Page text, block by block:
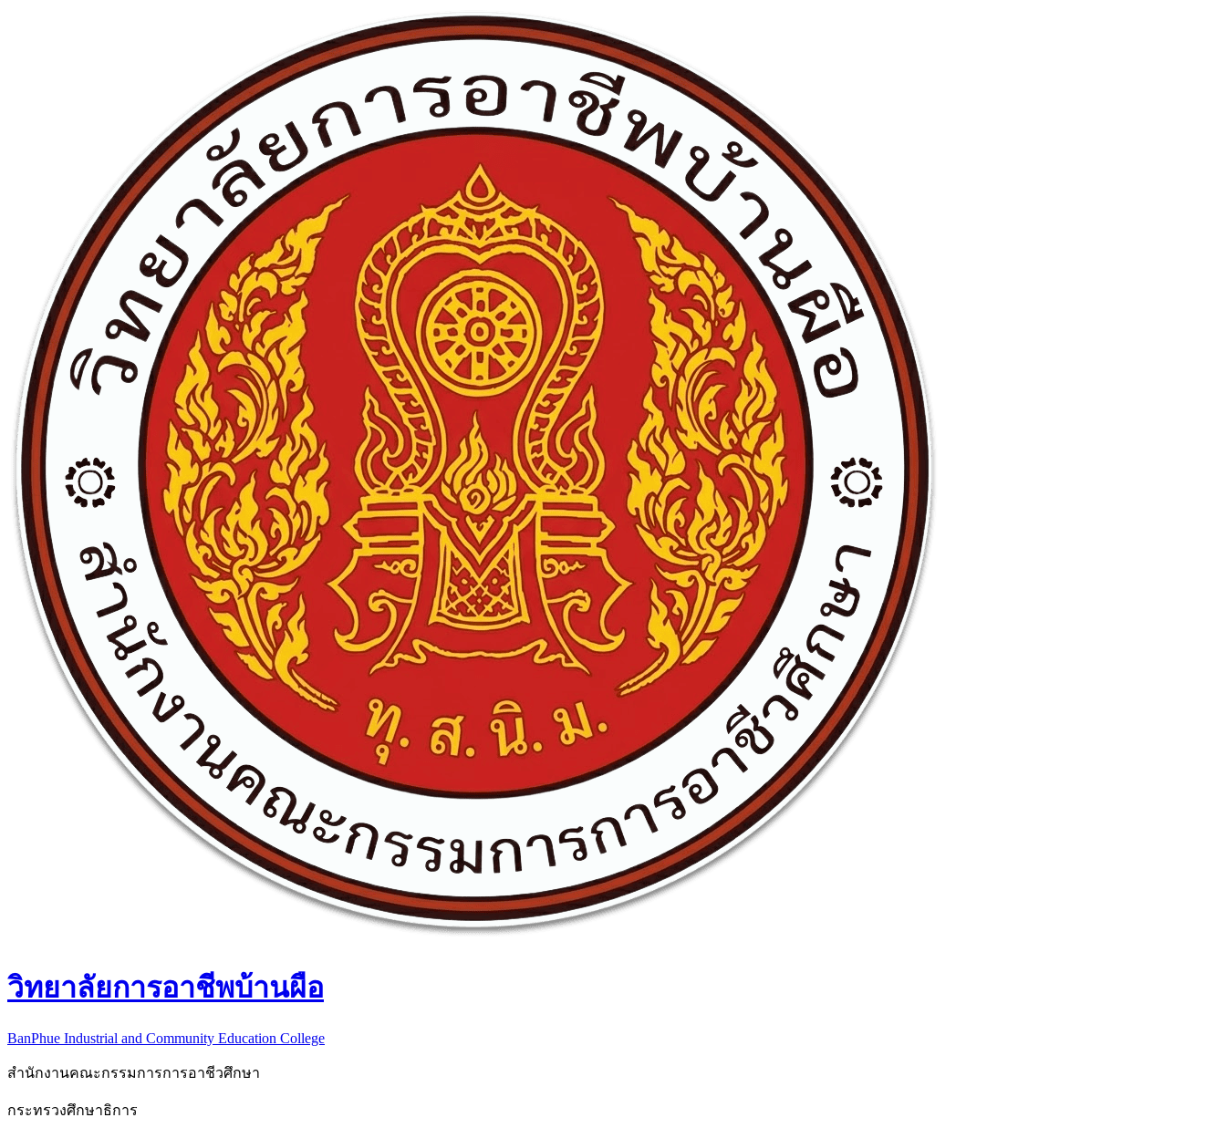
วิทยาลัยการอาชีพบ้านผือ
BanPhue Industrial and Community Education College
สำนักงานคณะกรรมการการอาชีวศึกษา
กระทรวงศึกษาธิการ